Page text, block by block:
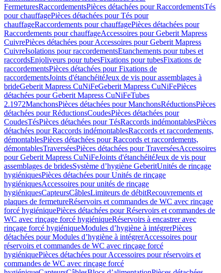
FermeturesRaccordementsPièces détachées pour RaccordementsTés
pour chauffagePièces détachées pour Tés pour
chauffageRaccordements pour chauffagePièces détachées pour
Raccordements pour chauffageAccessoires pour Geberit Mapress
CuivrePièces détachées pour Accessoires pour Geberit Mapress
CuivreIsolations pour raccordementsEtanchements pour tubes et
raccordsEnjoliveurs pour tubesFixations pour tubesFixations de
raccordementsPièces détachées pour Fixations de
raccordementsJoints d'étanchéitéJeux de vis pour assemblages à
brideGeberit Mapress CuNiFeGeberit Mapress CuNiFePièces
détachées pour Geberit Mapress CuNiFeTubes
2.1972ManchonsPièces détachées pour ManchonsRéductionsPièces
détachées pour RéductionsCoudesPièces détachées pour
CoudesTésPièces détachées pour TésRaccords indémontablesPièces
détachées pour Raccords indémontablesRaccords et raccordements,
démontablesPièces détachées pour Raccords et raccordements,
démontablesTraverséesPièces détachées pour TraverséesAccessoires
pour Geberit Mapress CuNiFeJoints d'étanchéitéJeux de vis pour
assemblages de bridesSystème d’hygiène GeberitUnités de rinçage
hygiéniquesPièces détachées pour Unités de rinçage
hygiéniquesAccessoires pour unités de rinçage
hygiéniquesCapteursCâblesLimiteurs de débitRecouvrements et
plaques de fermetureRéservoirs et commandes de WC avec rinçage
forcé hygiéniquePièces détachées pour Réservoirs et commandes de
WC avec rinçage forcé hygiéniqueRéservoirs à encastrer avec
rinçage forcé hygiéniqueModules d’hygiène à intégrerPièces
détachées pour Modules d’hygiène à intégrerAccessoires pour
réservoirs et commandes de WC avec rinçage forcé
hygiéniquePièces détachées pour Accessoires pour réservoirs et
commandes de WC avec rinçage forcé